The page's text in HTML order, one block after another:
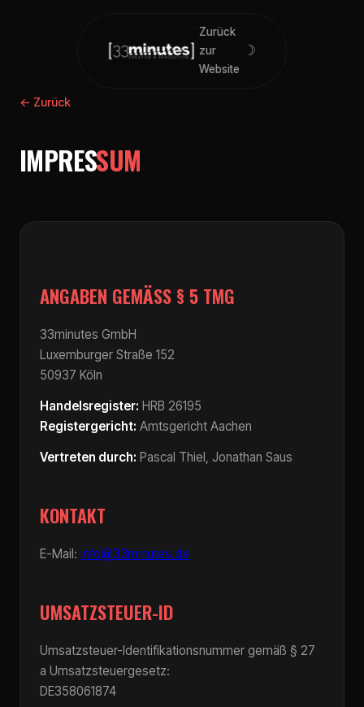
Zurück
zur
Website
☽
← Zurück
IMPRESSUM
ANGABEN GEMÄSS § 5 TMG
33minutes GmbH
Luxemburger Straße 152
50937 Köln
Handelsregister: HRB 26195
Registergericht: Amtsgericht Aachen
Vertreten durch: Pascal Thiel, Jonathan Saus
KONTAKT
E-Mail: info@33minutes.de
UMSATZSTEUER-ID
Umsatzsteuer-Identifikationsnummer gemäß § 27
a Umsatzsteuergesetz:
DE358061874